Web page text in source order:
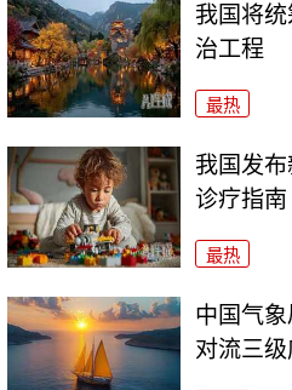
我国将
治工程
最热
我国发
诊疗指南
最热
中国气
对流三